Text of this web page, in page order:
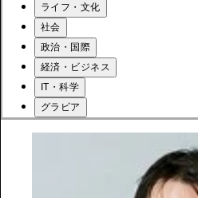
ライフ・文化
社会
政治・国際
経済・ビジネス
IT・科学
グラビア